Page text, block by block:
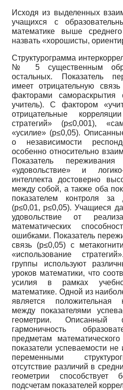
Исходя из выделенных
учащихся с
математике выше
назвать «хорошисты,
Структурограмма
№ 5 существенным
остальных. Показатель
имеет отрицательную
факторами самораскрытия
учитель). С фактором
отрицательные
стратегий» (p≤0,001),
«усилие» (p≤0,05).
о независимости
особенно относительно
Показатель
«удовольствие» и
интеллекта достоверно
между собой, а также оба
показателем контроля за
(p≤0,01, p≤0,05). Учащиеся
удовольствие от
математических
ошибками. Показатель
связь (p≤0,05) с
«использование
группы используют
уроков математики, что
усилия в рамках
математике. Одной из
является положительная
между показателями
геометрии. Описанный
гармоничность
предметам
показатели успеваемости
переменными
отсутствие различий в
геометрии способствует
подсчетам показателей